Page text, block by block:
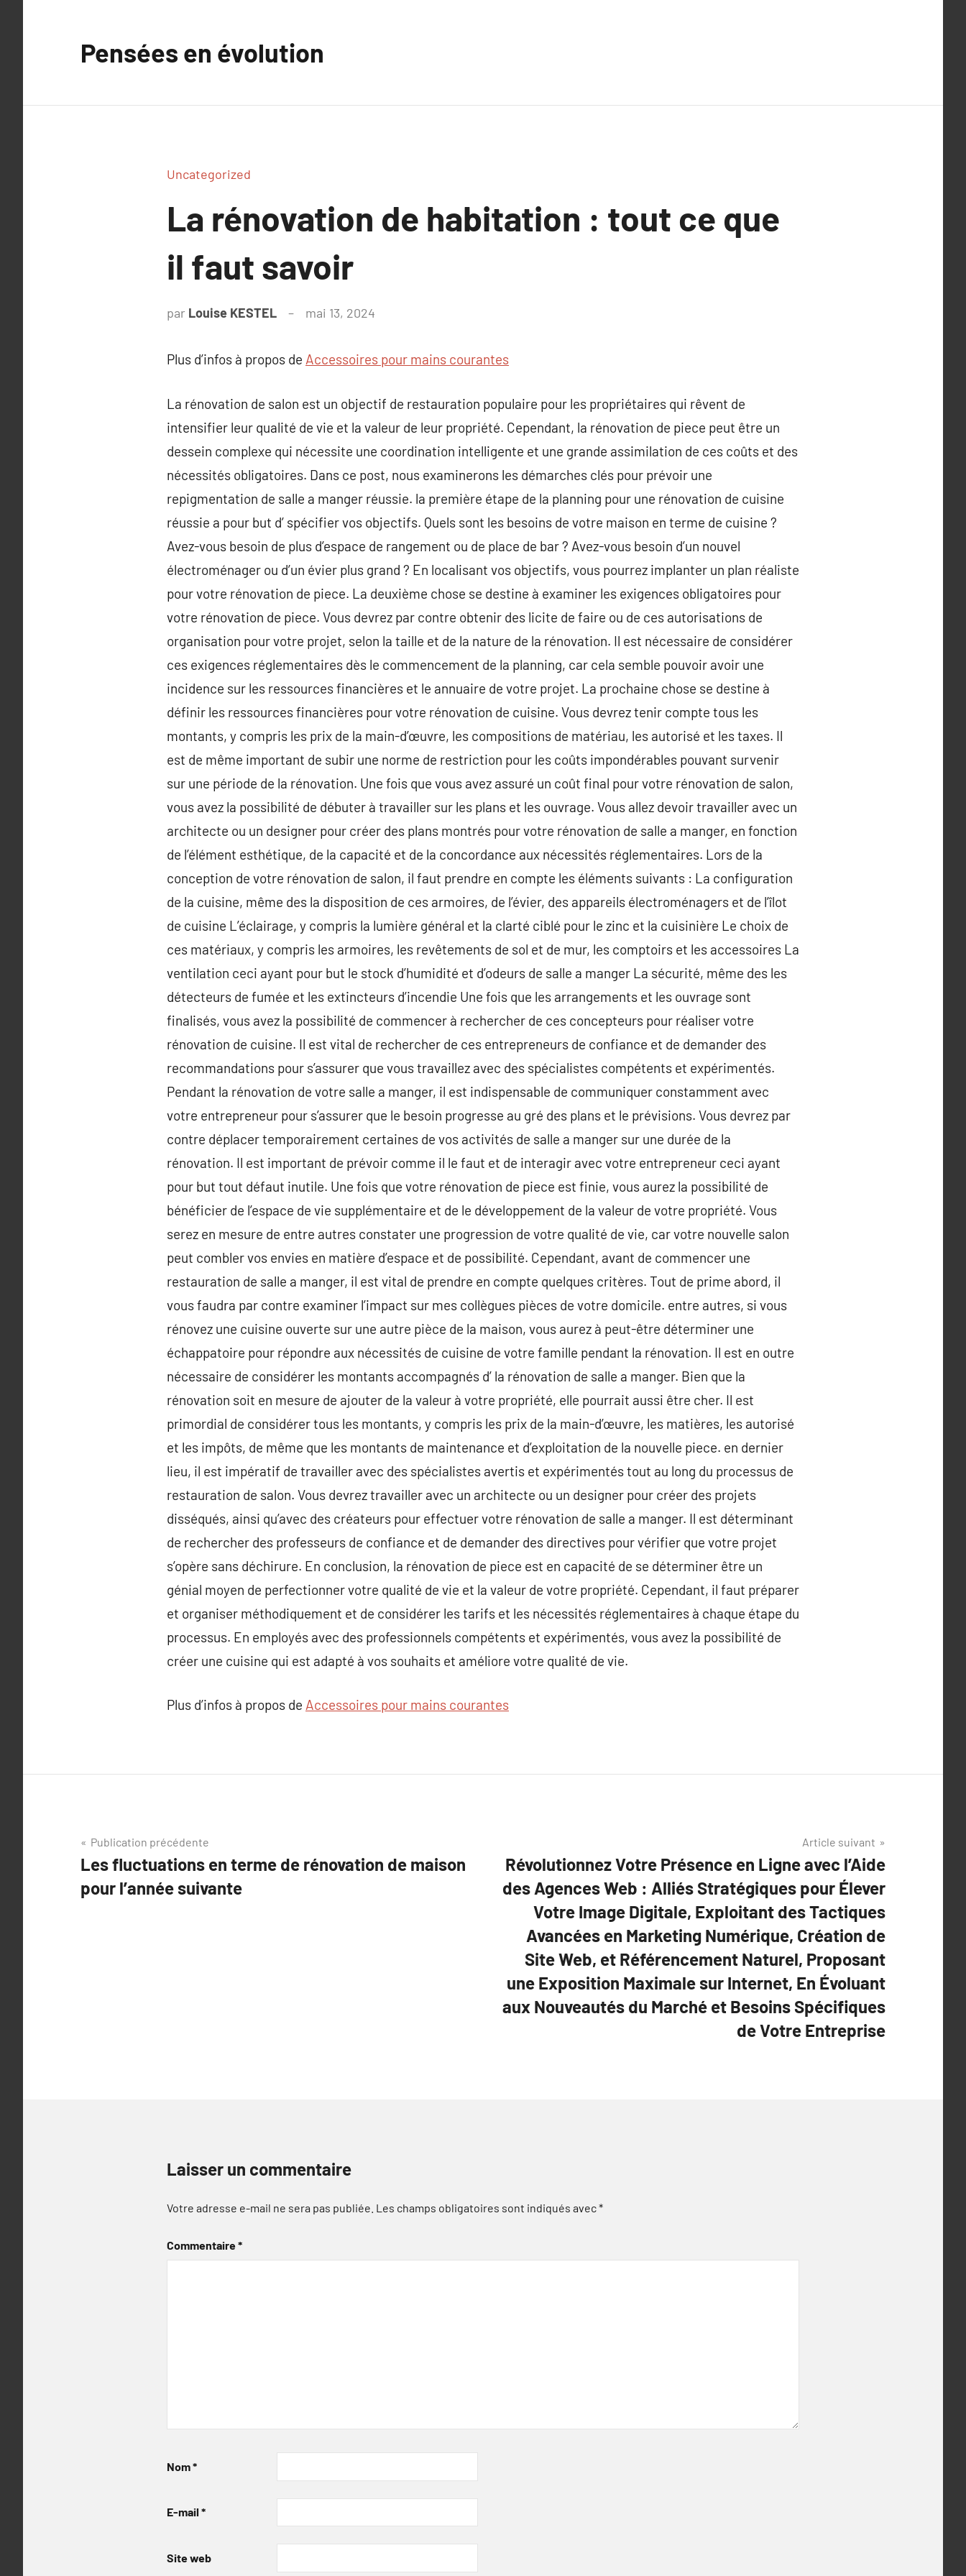
Pensées en évolution
Uncategorized
La rénovation de habitation : tout ce que
il faut savoir
par Louise KESTEL mai 13, 2024
Plus d’infos à propos de Accessoires pour mains courantes
La rénovation de salon est un objectif de restauration populaire pour les propriétaires qui rêvent de
intensifier leur qualité de vie et la valeur de leur propriété. Cependant, la rénovation de piece peut être un
dessein complexe qui nécessite une coordination intelligente et une grande assimilation de ces coûts et des
nécessités obligatoires. Dans ce post, nous examinerons les démarches clés pour prévoir une
repigmentation de salle a manger réussie. la première étape de la planning pour une rénovation de cuisine
réussie a pour but d’ spécifier vos objectifs. Quels sont les besoins de votre maison en terme de cuisine ?
Avez-vous besoin de plus d’espace de rangement ou de place de bar ? Avez-vous besoin d’un nouvel
électroménager ou d’un évier plus grand ? En localisant vos objectifs, vous pourrez implanter un plan réaliste
pour votre rénovation de piece. La deuxième chose se destine à examiner les exigences obligatoires pour
votre rénovation de piece. Vous devrez par contre obtenir des licite de faire ou de ces autorisations de
organisation pour votre projet, selon la taille et de la nature de la rénovation. Il est nécessaire de considérer
ces exigences réglementaires dès le commencement de la planning, car cela semble pouvoir avoir une
incidence sur les ressources financières et le annuaire de votre projet. La prochaine chose se destine à
définir les ressources financières pour votre rénovation de cuisine. Vous devrez tenir compte tous les
montants, y compris les prix de la main-d’œuvre, les compositions de matériau, les autorisé et les taxes. Il
est de même important de subir une norme de restriction pour les coûts impondérables pouvant survenir
sur une période de la rénovation. Une fois que vous avez assuré un coût final pour votre rénovation de salon,
vous avez la possibilité de débuter à travailler sur les plans et les ouvrage. Vous allez devoir travailler avec un
architecte ou un designer pour créer des plans montrés pour votre rénovation de salle a manger, en fonction
de l’élément esthétique, de la capacité et de la concordance aux nécessités réglementaires. Lors de la
conception de votre rénovation de salon, il faut prendre en compte les éléments suivants : La configuration
de la cuisine, même des la disposition de ces armoires, de l’évier, des appareils électroménagers et de l’îlot
de cuisine L’éclairage, y compris la lumière général et la clarté ciblé pour le zinc et la cuisinière Le choix de
ces matériaux, y compris les armoires, les revêtements de sol et de mur, les comptoirs et les accessoires La
ventilation ceci ayant pour but le stock d’humidité et d’odeurs de salle a manger La sécurité, même des les
détecteurs de fumée et les extincteurs d’incendie Une fois que les arrangements et les ouvrage sont
finalisés, vous avez la possibilité de commencer à rechercher de ces concepteurs pour réaliser votre
rénovation de cuisine. Il est vital de rechercher de ces entrepreneurs de confiance et de demander des
recommandations pour s’assurer que vous travaillez avec des spécialistes compétents et expérimentés.
Pendant la rénovation de votre salle a manger, il est indispensable de communiquer constamment avec
votre entrepreneur pour s’assurer que le besoin progresse au gré des plans et le prévisions. Vous devrez par
contre déplacer temporairement certaines de vos activités de salle a manger sur une durée de la
rénovation. Il est important de prévoir comme il le faut et de interagir avec votre entrepreneur ceci ayant
pour but tout défaut inutile. Une fois que votre rénovation de piece est finie, vous aurez la possibilité de
bénéficier de l’espace de vie supplémentaire et de le développement de la valeur de votre propriété. Vous
serez en mesure de entre autres constater une progression de votre qualité de vie, car votre nouvelle salon
peut combler vos envies en matière d’espace et de possibilité. Cependant, avant de commencer une
restauration de salle a manger, il est vital de prendre en compte quelques critères. Tout de prime abord, il
vous faudra par contre examiner l’impact sur mes collègues pièces de votre domicile. entre autres, si vous
rénovez une cuisine ouverte sur une autre pièce de la maison, vous aurez à peut-être déterminer une
échappatoire pour répondre aux nécessités de cuisine de votre famille pendant la rénovation. Il est en outre
nécessaire de considérer les montants accompagnés d’ la rénovation de salle a manger. Bien que la
rénovation soit en mesure de ajouter de la valeur à votre propriété, elle pourrait aussi être cher. Il est
primordial de considérer tous les montants, y compris les prix de la main-d’œuvre, les matières, les autorisé
et les impôts, de même que les montants de maintenance et d’exploitation de la nouvelle piece. en dernier
lieu, il est impératif de travailler avec des spécialistes avertis et expérimentés tout au long du processus de
restauration de salon. Vous devrez travailler avec un architecte ou un designer pour créer des projets
disséqués, ainsi qu’avec des créateurs pour effectuer votre rénovation de salle a manger. Il est déterminant
de rechercher des professeurs de confiance et de demander des directives pour vérifier que votre projet
s’opère sans déchirure. En conclusion, la rénovation de piece est en capacité de se déterminer être un
génial moyen de perfectionner votre qualité de vie et la valeur de votre propriété. Cependant, il faut préparer
et organiser méthodiquement et de considérer les tarifs et les nécessités réglementaires à chaque étape du
processus. En employés avec des professionnels compétents et expérimentés, vous avez la possibilité de
créer une cuisine qui est adapté à vos souhaits et améliore votre qualité de vie.
Plus d’infos à propos de Accessoires pour mains courantes
Navigation
de
l’article
Publication précédente
Les fluctuations en terme de rénovation de maison
pour l’année suivante
Article suivant
Révolutionnez Votre Présence en Ligne avec l’Aide
des Agences Web : Alliés Stratégiques pour Élever
Votre Image Digitale, Exploitant des Tactiques
Avancées en Marketing Numérique, Création de
Site Web, et Référencement Naturel, Proposant
une Exposition Maximale sur Internet, En Évoluant
aux Nouveautés du Marché et Besoins Spécifiques
de Votre Entreprise
Laisser un commentaire
Votre adresse e-mail ne sera pas publiée. Les champs obligatoires sont indiqués avec*
Commentaire*
Nom*
E-mail *
Site web